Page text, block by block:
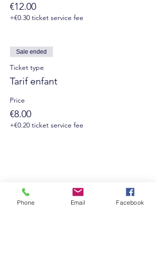
€12.00
+€0.30 ticket service fee
Sale ended
Ticket type
Tarif enfant
Price
€8.00
+€0.20 ticket service fee
Phone Email Facebook